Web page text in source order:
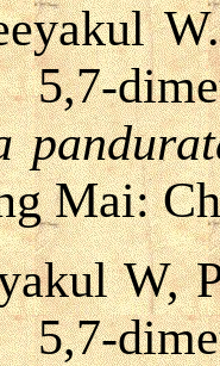
Mai:
W,